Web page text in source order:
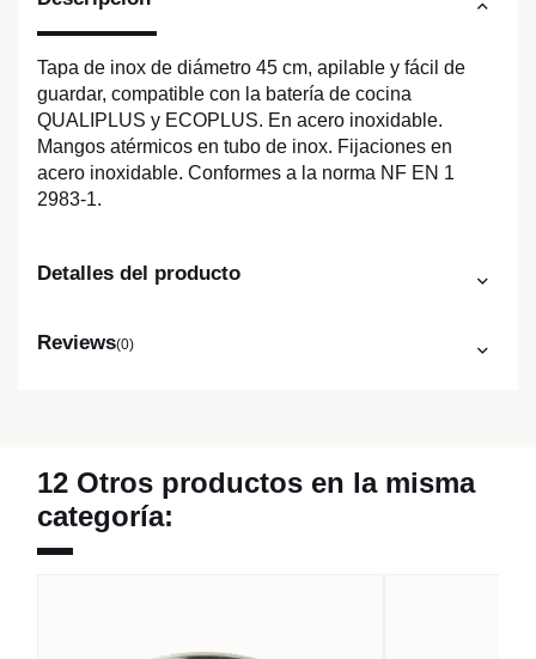
Tapa de inox de diámetro 45 cm, apilable y fácil de
guardar, compatible con la batería de cocina
QUALIPLUS y ECOPLUS. En acero inoxidable.
Mangos atérmicos en tubo de inox. Fijaciones en
acero inoxidable. Conformes a la norma NF EN 1
2983-1.
Detalles del producto
Reviews(0)
12 Otros productos en la misma
categoría: